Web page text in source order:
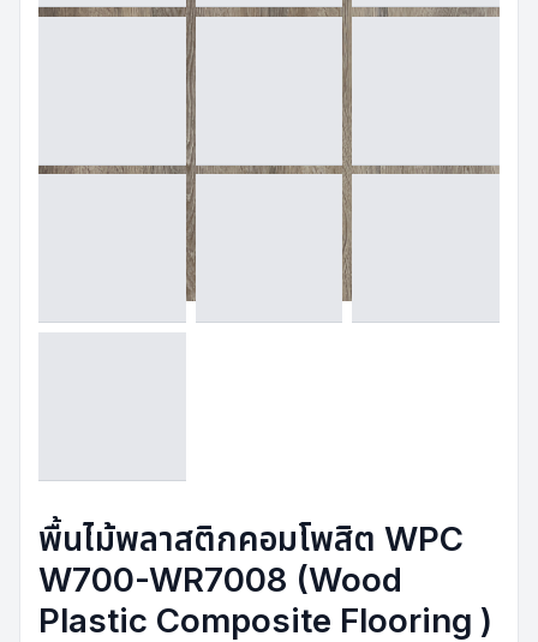
พื้นไม้พลาสติกคอมโพสิต WPC
W700-WR7008 (Wood
Plastic Composite Flooring )